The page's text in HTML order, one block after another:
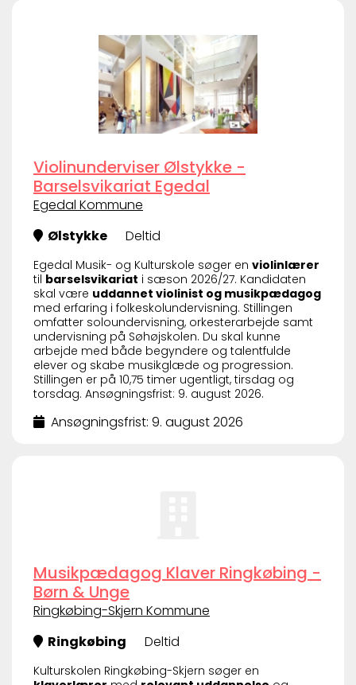
Violinunderviser Ølstykke -
Barselsvikariat Egedal
Egedal Kommune
Ølstykke
Deltid
Egedal Musik- og Kulturskole søger en violinlærer
til barselsvikariat i sæson 2026/27. Kandidaten
skal være uddannet violinist og musikpædagog
med erfaring i folkeskolundervisning. Stillingen
omfatter soloundervisning, orkesterarbejde samt
undervisning på Søhøjskolen. Du skal kunne
arbejde med både begyndere og talentfulde
elever og skabe musikglæde og progression.
Stillingen er på 10,75 timer ugentligt, tirsdag og
torsdag. Ansøgningsfrist: 9. august 2026.
Ansøgningsfrist: 9. august 2026
Musikpædagog Klaver Ringkøbing -
Børn & Unge
Ringkøbing-Skjern Kommune
Ringkøbing
Deltid
Kulturskolen Ringkøbing-Skjern søger en